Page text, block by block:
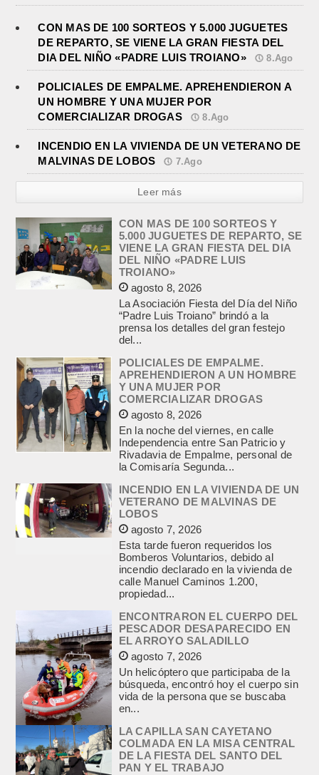
CON MAS DE 100 SORTEOS Y 5.000 JUGUETES
DE REPARTO, SE VIENE LA GRAN FIESTA DEL
DIA DEL NIÑO «PADRE LUIS TROIANO»
8.Ago
POLICIALES DE EMPALME. APREHENDIERON A
UN HOMBRE Y UNA MUJER POR
COMERCIALIZAR DROGAS
8.Ago
INCENDIO EN LA VIVIENDA DE UN VETERANO DE
MALVINAS DE LOBOS
7.Ago
Leer más
CON MAS DE 100 SORTEOS Y
5.000 JUGUETES DE REPARTO, SE
VIENE LA GRAN FIESTA DEL DIA
DEL NIÑO «PADRE LUIS
TROIANO»
agosto 8, 2026
La Asociación Fiesta del Día del Niño
“Padre Luis Troiano” brindó a la
prensa los detalles del gran festejo
del...
POLICIALES DE EMPALME.
APREHENDIERON A UN HOMBRE
Y UNA MUJER POR
COMERCIALIZAR DROGAS
agosto 8, 2026
En la noche del viernes, en calle
Independencia entre San Patricio y
Rivadavia de Empalme, personal de
la Comisaría Segunda...
INCENDIO EN LA VIVIENDA DE UN
VETERANO DE MALVINAS DE
LOBOS
agosto 7, 2026
Esta tarde fueron requeridos los
Bomberos Voluntarios, debido al
incendio declarado en la vivienda de
calle Manuel Caminos 1.200,
propiedad...
ENCONTRARON EL CUERPO DEL
PESCADOR DESAPARECIDO EN
EL ARROYO SALADILLO
agosto 7, 2026
Un helicóptero que participaba de la
búsqueda, encontró hoy el cuerpo sin
vida de la persona que se buscaba
en...
LA CAPILLA SAN CAYETANO
COLMADA EN LA MISA CENTRAL
DE LA FIESTA DEL SANTO DEL
PAN Y EL TRABAJO